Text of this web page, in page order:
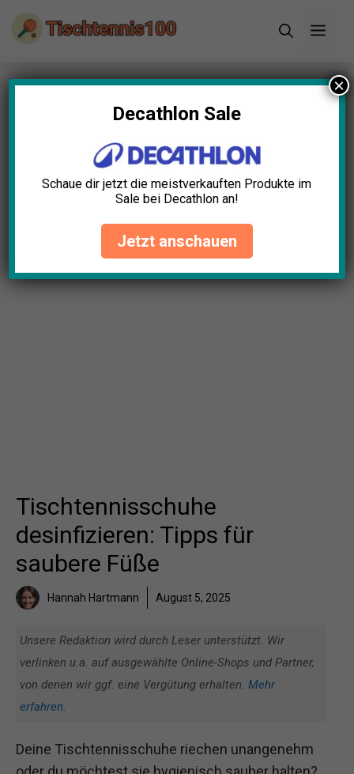
Zum
Inhalt
Startseite»Blog»Tischtennisschuhe
desinfizieren: Tipps für saubere Füße
Tischtennisschuhe
desinfizieren: Tipps für
saubere Füße
Hannah Hartmann August 5, 2025
Unsere Redaktion wird durch Leser unterstützt. Wir
verlinken u.a. auf ausgewählte Online-Shops und Partner,
von denen wir ggf. eine Vergütung erhalten. Mehr
erfahren.
Deine Tischtennisschuhe riechen unangenehm
Decathlon Sale
Schaue dir jetzt die meistverkauften Produkte im
Sale bei Decathlon an!
Jetzt anschauen
×